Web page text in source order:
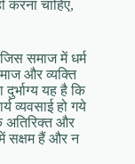
करना चाहिए,
जिस समाज में धर्म
और व्यक्ति
यह है कि
व्यवसाई हो गये
अतिरिक्त और
सक्षम हैं और न